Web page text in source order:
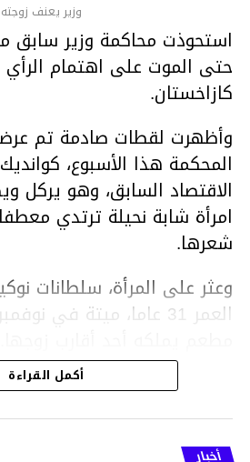
وزير يعنف
استحوذت محاكمة وزير سابق
حتى الموت على اهتمام
كازاخستان.
وأظهرت لقطات صادمة تم
المحكمة هذا الأسبوع،
الاقتصاد السابق، وهو يركل
امرأة شابة نحيلة ترتدي
شعرها.
وعثر على المرأة، سلطانات
العمر 31 عاما، ميتة في
ووفقا لتقرير الطبيب الشرعي،
متأثرة بصدمة في الدماغ،
أنفها مكسورة وكانت هناك
أكمل القراءة
أخبار